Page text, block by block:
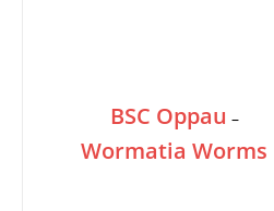
BSC Oppau –
Wormatia Worms